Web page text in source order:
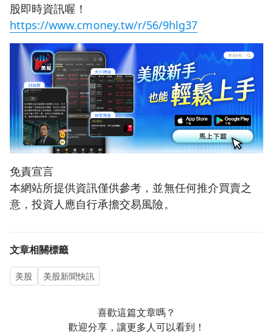
股即時資訊喔！
https://www.cmoney.tw/r/56/9hlg37
免責宣言
本網站所提供資訊僅供參考，並無任何推介買賣之
意，投資人應自行承擔交易風險。
文章相關標籤
美股 美股新聞快訊
喜歡這篇文章嗎？
歡迎分享，讓更多人可以看到！